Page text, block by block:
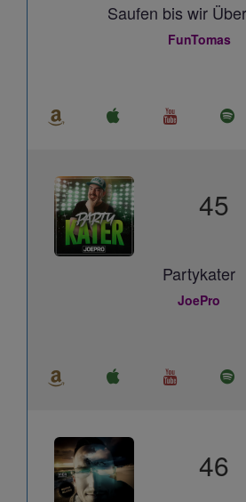
Saufen bis wir
FunTomas
45
Partykater
JoePro
46